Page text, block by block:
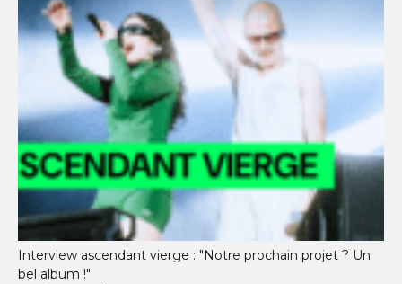
Interview ascendant vierge : "Notre prochain projet ? Un
bel album !"